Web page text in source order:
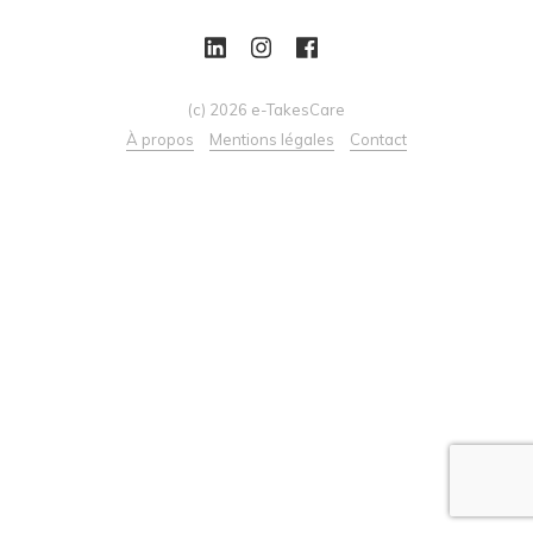
(c) 2026 e-TakesCare
À propos
Mentions légales Contact